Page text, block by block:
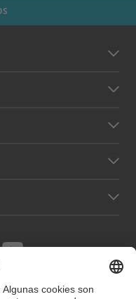
en XING
en
Visítenos
que aparecen en este sitio